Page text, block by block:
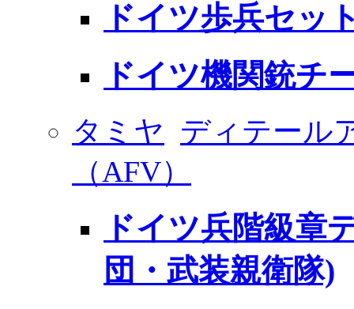
ドイツ歩兵セッ
ドイツ機関銃チ
タミヤ ディテール
（AFV）
ドイツ兵階級章
団・武装親衛隊)